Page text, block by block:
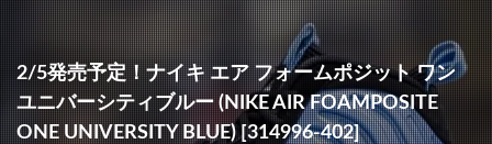
2/5発売予定！ナイキ エア フォームポジット ワン
ユニバーシティブルー (NIKE AIR FOAMPOSITE
ONE UNIVERSITY BLUE) [314996-402]